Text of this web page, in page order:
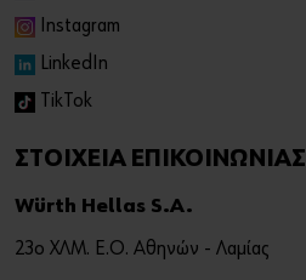
Instagram
LinkedIn
TikTok
ΣΤΟΙΧΕΙΑ ΕΠΙΚΟΙΝΩΝΙΑΣ
Würth Hellas S.A.
23ο ΧΛΜ. Ε.Ο. Αθηνών - Λαμίας